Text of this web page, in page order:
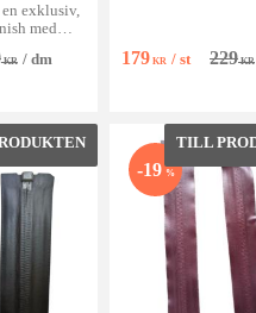
exklusiv,
med
på
KR / dm 179 KR / st 229KR
Lägg till i favoriter
19 %